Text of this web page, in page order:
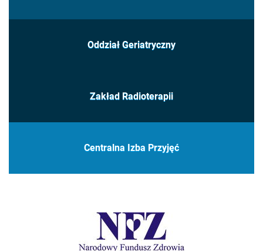
Oddział Geriatryczny
Zakład Radioterapii
Centralna Izba Przyjęć